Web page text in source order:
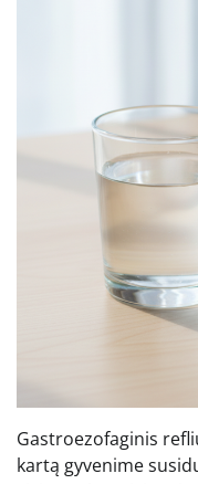
Gastroezofaginis
kartą gyvenime